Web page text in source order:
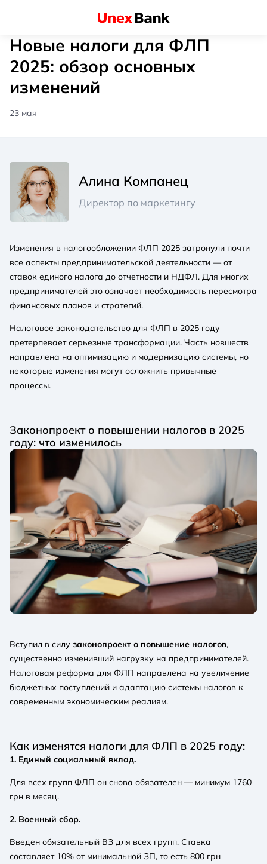
Новые налоги для ФЛП
2025: обзор основных
изменений
23 мая
Алина Компанец
Директор по маркетингу
Изменения в налогообложении ФЛП 2025 затронули почти
все аспекты предпринимательской деятельности — от
ставок единого налога до отчетности и НДФЛ. Для многих
предпринимателей это означает необходимость пересмотра
финансовых планов и стратегий.
Налоговое законодательство для ФЛП в 2025 году
претерпевает серьезные трансформации. Часть новшеств
направлена ​​на оптимизацию и модернизацию системы, но
некоторые изменения могут осложнить привычные
процессы.
Законопроект о повышении налогов в 2025
году: что изменилось
Вступил в силу законопроект о повышение налогов,
существенно изменивший нагрузку на предпринимателей.
Налоговая реформа для ФЛП направлена ​​на увеличение
бюджетных поступлений и адаптацию системы налогов к
современным экономическим реалиям.
Как изменятся налоги для ФЛП в 2025 году:
1. Единый социальный вклад.
Для всех групп ФЛП он снова обязателен — минимум 1760
грн в месяц.
2. Военный сбор.
Введен обязательный ВЗ для всех групп. Ставка
составляет 10% от минимальной ЗП, то есть 800 грн